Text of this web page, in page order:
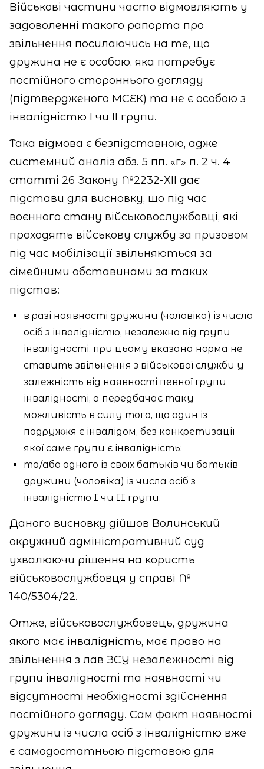
Військові частини часто відмовляють у
задоволенні такого рапорта про
звільнення посилаючись на те, що
дружина не є особою, яка потребує
постійного стороннього догляду
(підтвердженого МСЕК) та не є особою з
інвалідністю І чи ІІ групи.
Така відмова є безпідставною, адже
системний аналіз абз. 5 пп. «г» п. 2 ч. 4
статті 26 Закону №2232-ХІІ дає
підстави для висновку, що під час
воєнного стану військовослужбовці, які
проходять військову службу за призовом
під час мобілізації звільняються за
сімейними обставинами за таких
підстав:
в разі наявності дружини (чоловіка) із числа
осіб з інвалідністю, незалежно від групи
інвалідності, при цьому вказана норма не
ставить звільнення з військової служби у
залежність від наявності певної групи
інвалідності, а передбачає таку
можливість в силу того, що один із
подружжя є інвалідом, без конкретизації
якої саме групи є інвалідність;
та/або одного із своїх батьків чи батьків
дружини (чоловіка) із числа осіб з
інвалідністю I чи II групи.
Даного висновку дійшов Волинський
окружний адміністративний суд
ухвалюючи рішення на користь
військовослужбовця у справі №
140/5304/22.
Отже, військовослужбовець, дружина
якого має інвалідність, має право на
звільнення з лав ЗСУ незалежності від
групи інвалідності та наявності чи
відсутності необхідності здійснення
постійного догляду. Сам факт наявності
дружини із числа осіб з інвалідністю вже
є самодостатньою підставою для